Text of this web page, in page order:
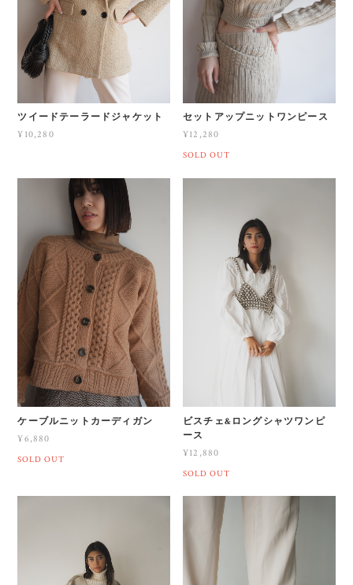
ツイードテーラードジャケット
¥10,280
セットアップニットワンピース
¥12,280
SOLD OUT
ケーブルニットカーディガン
¥6,880
SOLD OUT
ビスチェ&ロングシャツワンピ
ース
¥12,880
SOLD OUT